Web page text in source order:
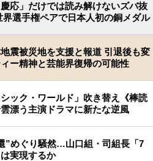
応」だけでは読み解けないズバ抜
界選手権ペアで日本人初の銅メダル
震被災地を支援と報道 引退後も変
ー精神と芸能界復帰の可能性
ック・ワールド」吹き替え《棒読
漂う主演ドラマに新たな逆風
”めぐり騒然…山口組・司組長「7
実現するか